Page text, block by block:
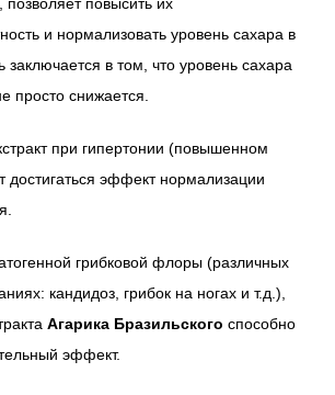
и нормализовать уровень сахара в
заключается в том, что уровень сахара
просто снижается.
при гипертонии (повышенном
достигаться эффект нормализации
грибковой флоры (различных
кандидоз, грибок на ногах и т.д.),
Агарика Бразильского способно
эффект.